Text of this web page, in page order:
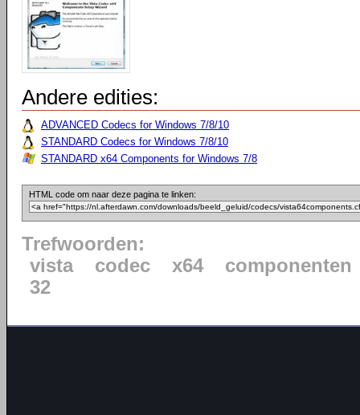
Andere edities:
ADVANCED Codecs for Windows 7/8/10
STANDARD Codecs for Windows 7/8/10
STANDARD x64 Components for Windows 7/8
HTML code om naar deze pagina te linken:
Trefwoorden:
vista
codec x64
componenten
32